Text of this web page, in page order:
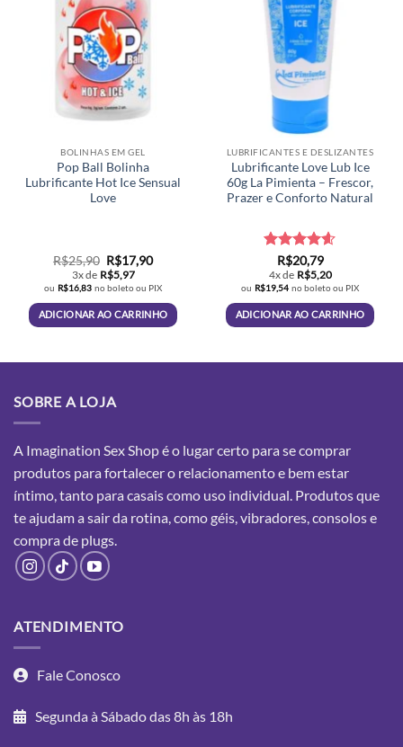
opções
podem
ser
escolhidas
na
página
do
BOLINHAS EM GEL
Pop Ball Bolinha
Lubrificante Hot Ice Sensual
Love
R$25,90 O
preço
original
era:
R$25,90.
R$17,90O
atual
é:
R$17,90.
3x de R$5,97
ou R$16,83 no boleto ou PIX
ADICIONAR AO CARRINHO
LUBRIFICANTES E DESLIZANTES
Lubrificante Love Lub Ice
60g La Pimienta – Frescor,
Prazer e Conforto Natural
Avaliação
4.6de 5
R$20,79
4x de R$5,20
ou R$19,54 no boleto ou PIX
ADICIONAR AO CARRINHO
SOBRE A LOJA
A Imagination Sex Shop é o lugar certo para se comprar
produtos para fortalecer o relacionamento e bem estar
íntimo, tanto para casais como uso individual. Produtos que
te ajudam a sair da rotina, como géis, vibradores, consolos e
comprade plugs.
ATENDIMENTO
Fale Conosco
Segunda à Sábado das 8h às 18h